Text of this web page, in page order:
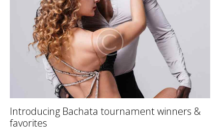
Introducing Bachata tournament winners &
favorites